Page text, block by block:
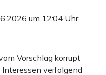
um 12:04 Uhr
Vorschlag korrupt
verfolgend